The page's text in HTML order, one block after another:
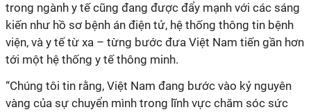
trong ngành y tế cũng đang được đẩy mạnh với các sáng
kiến như hồ sơ bệnh án điện tử, hệ thống thông tin bệnh
viện, và y tế từ xa – từng bước đưa Việt Nam tiến gần hơn
tới một hệ thống y tế thông minh.
“Chúng tôi tin rằng, Việt Nam đang bước vào kỷ nguyên
vàng của sự chuyển mình trong lĩnh vực chăm sóc sức